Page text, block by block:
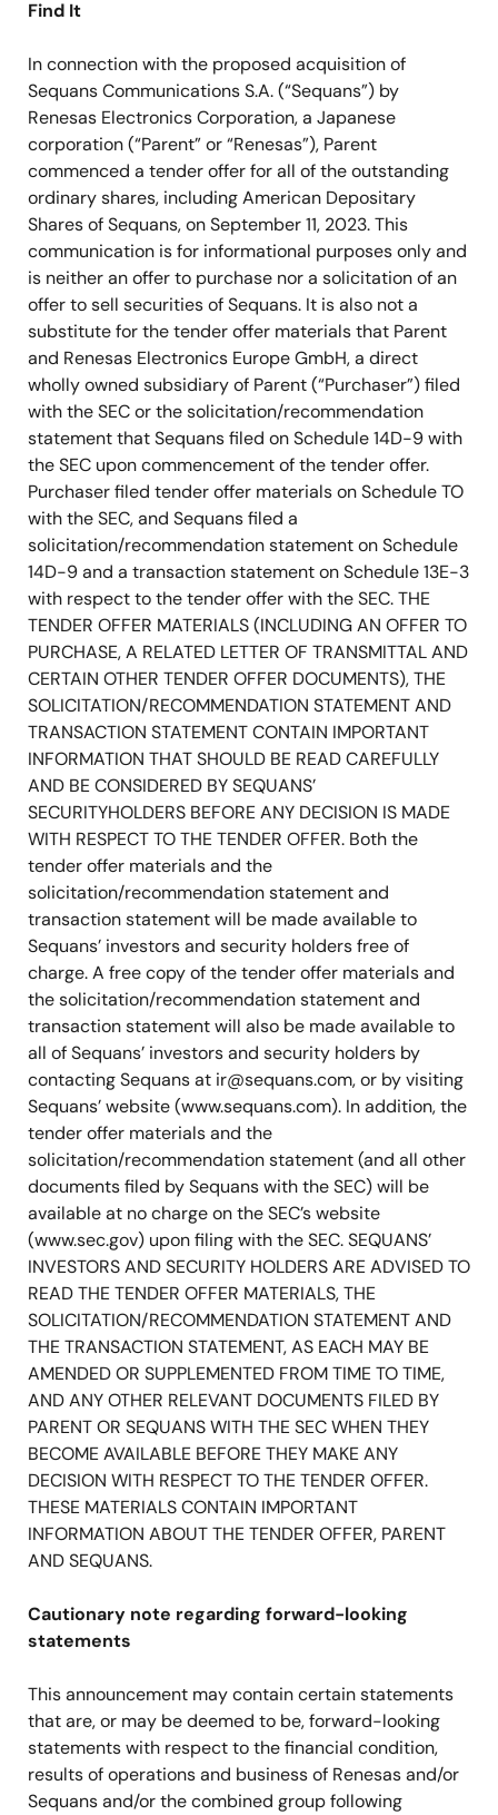
Find It
In connection with the proposed acquisition of
Sequans Communications S.A. (“Sequans”) by
Renesas Electronics Corporation, a Japanese
corporation (“Parent” or “Renesas”), Parent
commenced a tender offer for all of the outstanding
ordinary shares, including American Depositary
Shares of Sequans, on September 11, 2023. This
communication is for informational purposes only and
is neither an offer to purchase nor a solicitation of an
offer to sell securities of Sequans. It is also not a
substitute for the tender offer materials that Parent
and Renesas Electronics Europe GmbH, a direct
wholly owned subsidiary of Parent (“Purchaser”) filed
with the SEC or the solicitation/recommendation
statement that Sequans filed on Schedule 14D-9 with
the SEC upon commencement of the tender offer.
Purchaser filed tender offer materials on Schedule TO
with the SEC, and Sequans filed a
solicitation/recommendation statement on Schedule
14D-9 and a transaction statement on Schedule 13E-3
with respect to the tender offer with the SEC. THE
TENDER OFFER MATERIALS (INCLUDING AN OFFER TO
PURCHASE, A RELATED LETTER OF TRANSMITTAL AND
CERTAIN OTHER TENDER OFFER DOCUMENTS), THE
SOLICITATION/RECOMMENDATION STATEMENT AND
TRANSACTION STATEMENT CONTAIN IMPORTANT
INFORMATION THAT SHOULD BE READ CAREFULLY
AND BE CONSIDERED BY SEQUANS’
SECURITYHOLDERS BEFORE ANY DECISION IS MADE
WITH RESPECT TO THE TENDER OFFER. Both the
tender offer materials and the
solicitation/recommendation statement and
transaction statement will be made available to
Sequans’ investors and security holders free of
charge. A free copy of the tender offer materials and
the solicitation/recommendation statement and
transaction statement will also be made available to
all of Sequans’ investors and security holders by
contacting Sequans at ir@sequans.com, or by visiting
Sequans’ website (www.sequans.com). In addition, the
tender offer materials and the
solicitation/recommendation statement (and all other
documents filed by Sequans with the SEC) will be
available at no charge on the SEC’s website
(www.sec.gov) upon filing with the SEC. SEQUANS’
INVESTORS AND SECURITY HOLDERS ARE ADVISED TO
READ THE TENDER OFFER MATERIALS, THE
SOLICITATION/RECOMMENDATION STATEMENT AND
THE TRANSACTION STATEMENT, AS EACH MAY BE
AMENDED OR SUPPLEMENTED FROM TIME TO TIME,
AND ANY OTHER RELEVANT DOCUMENTS FILED BY
PARENT OR SEQUANS WITH THE SEC WHEN THEY
BECOME AVAILABLE BEFORE THEY MAKE ANY
DECISION WITH RESPECT TO THE TENDER OFFER.
THESE MATERIALS CONTAIN IMPORTANT
INFORMATION ABOUT THE TENDER OFFER, PARENT
AND SEQUANS.
Cautionary note regarding forward-looking
statements
This announcement may contain certain statements
that are, or may be deemed to be, forward-looking
statements with respect to the financial condition,
results of operations and business of Renesas and/or
Sequans and/or the combined group following